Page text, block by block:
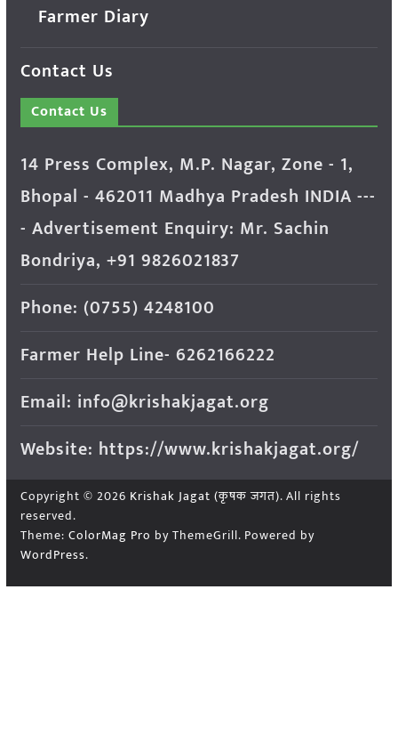
Farmer Diary
Contact Us
Contact Us
14 Press Complex, M.P. Nagar, Zone - 1,
Bhopal - 462011 Madhya Pradesh INDIA ---
- Advertisement Enquiry: Mr. Sachin
Bondriya, +91 9826021837
Phone: (0755) 4248100
Farmer Help Line- 6262166222
Email: info@krishakjagat.org
Website: https://www.krishakjagat.org/
Copyright © 2026 Krishak Jagat (कृषक जगत). All rights
reserved.
Theme: ColorMag Pro by ThemeGrill. Powered by
WordPress.